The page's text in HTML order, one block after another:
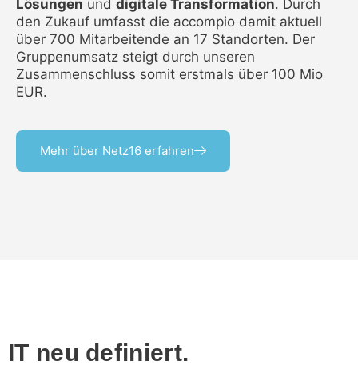
Lösungen und digitale Transformation. Durch
den Zukauf umfasst die accompio damit aktuell
über 700 Mitarbeitende an 17 Standorten. Der
Gruppenumsatz steigt durch unseren
Zusammenschluss somit erstmals über 100 Mio
EUR.
Mehr über Netz16 erfahren
IT neu definiert.